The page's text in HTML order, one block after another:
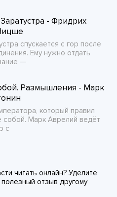
- Фридрих
спускается с гор после
Ему нужно отдать
—
Размышления - Марк
который правил
Марк Аврелий ведёт
с
читать онлайн? Уделите
отзыв другому